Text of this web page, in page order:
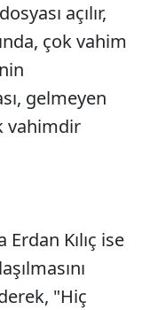
açılır,
çok vahim
gelmeyen
vahimdir
Kılıç ise
"Hiç